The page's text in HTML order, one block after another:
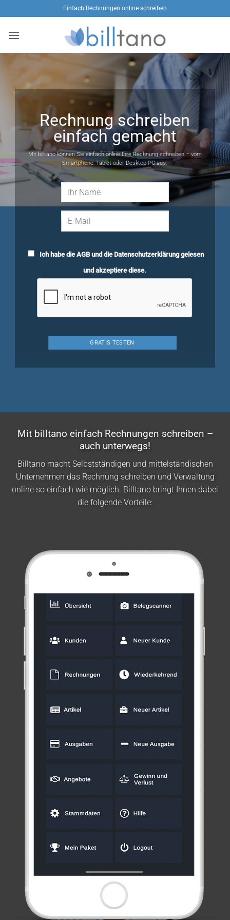
Inhalt
springen
Einfach Rechnungen online schreiben
Rechnung schreiben
einfach gemacht
Mit billtano können Sie einfach online Ihre Rechnung schreiben – vom
Smartphone, Tablet oder Desktop PC aus.
Ich habe dieAGBund die Datenschutzerklärunggelesen
und akzeptiere diese.
Mit billtano einfach Rechnungen schreiben –
auch unterwegs!
Billtano macht Selbstständigen und mittelständischen
Unternehmen das Rechnung schreiben und Verwaltung
online so einfach wie möglich. Billtano bringt Ihnen dabei
die folgende Vorteile: